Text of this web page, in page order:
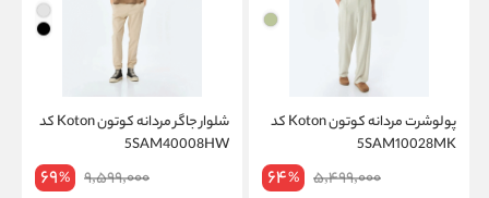
پولوشرت مردانه کوتون Koton کد
5SAM10028MK
5,499,000
64%
شلوار جاگر مردانه کوتون Koton کد
5SAM40008HW
9,599,000
69%